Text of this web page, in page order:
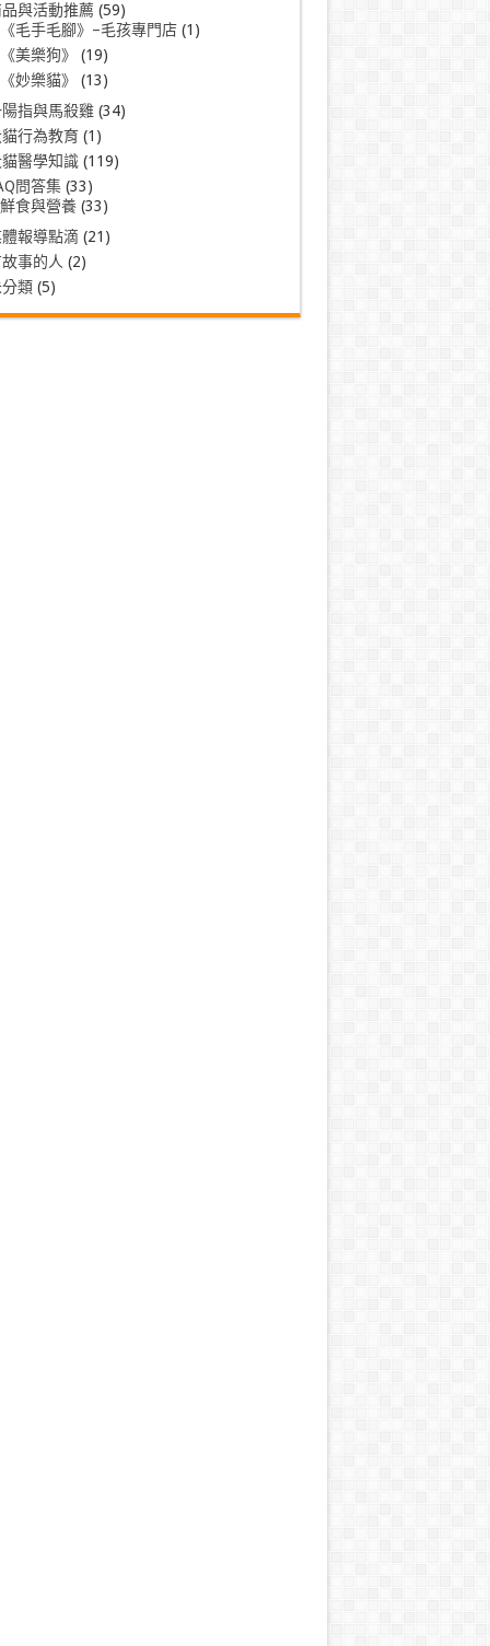
與活動推薦(59)
《毛手毛腳》–毛孩專門店(1)
《美樂狗》
(19)
《妙樂貓》
(13)
指與馬殺雞(34)
行為教育(1)
醫學知識 (119)
問答集(33)
鮮食與營養(33)
報導點滴 (21)
事的人 (2)
類(5)